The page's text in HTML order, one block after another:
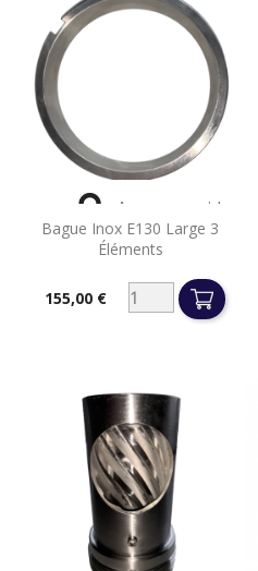
Bague Inox E130 Large 3
Éléments
Prix155,00 €
 Aperçu rapide